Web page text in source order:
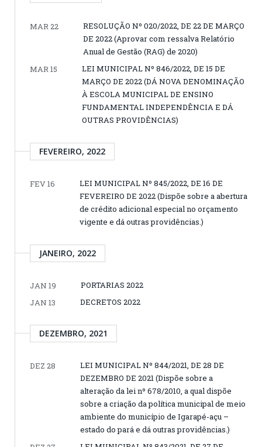
MAR 22
RESOLUÇÃO Nº 020/2022, DE 22 DE MARÇO
DE 2022 (Aprovar com ressalva Relatório
Anual de Gestão (RAG) de 2020)
MAR 15
LEI MUNICIPAL Nº 846/2022, DE 15 DE
MARÇO DE 2022 (DÁ NOVA DENOMINAÇÃO
À ESCOLA MUNICIPAL DE ENSINO
FUNDAMENTAL INDEPENDÊNCIA E DÁ
OUTRAS PROVIDÊNCIAS)
FEVEREIRO, 2022
FEV 16
LEI MUNICIPAL Nº 845/2022, DE 16 DE
FEVEREIRO DE 2022 (Dispõe sobre a abertura
de crédito adicional especial no orçamento
vigente e dá outras providências.)
JANEIRO, 2022
JAN 19
PORTARIAS 2022
JAN 13
DECRETOS 2022
DEZEMBRO, 2021
DEZ 28
LEI MUNICIPAL Nº 844/2021, DE 28 DE
DEZEMBRO DE 2021 (Dispõe sobre a
alteração da lei nº 678/2010, a qual dispõe
sobre a criação da política municipal de meio
ambiente do município de Igarapé-açu –
estado do pará e dá outras providências.)